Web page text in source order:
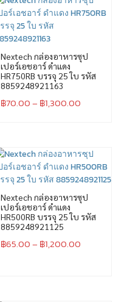
Nextech กล่องอาหารซุป
เปอร์เอชอาร์ ดำแดง
HR750RB บรรจุ 25 ใบ รหัส
8859248921163
฿70.00– ฿1,300.00
Nextech กล่องอาหารซุป
เปอร์เอชอาร์ ดำแดง
HR500RB บรรจุ 25 ใบ รหัส
8859248921125
฿65.00– ฿1,200.00